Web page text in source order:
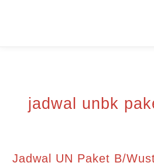
jadwal unbk
Jadwal UN Paket B/